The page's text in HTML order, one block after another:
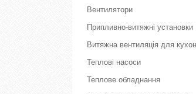
Вентилятори
Припливно-витяжні установки
Витяжна вентиляція для
Теплові насоси
Теплове обладнання